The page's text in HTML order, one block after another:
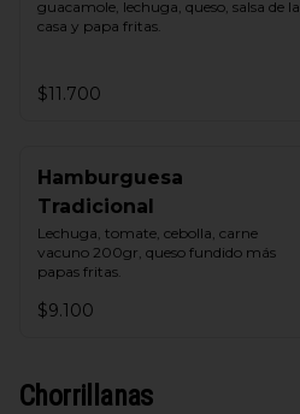
guacamole, lechuga, queso, salsa de la
casa y papa fritas.
$11.700
Hamburguesa
Tradicional
Lechuga, tomate, cebolla, carne
vacuno 200gr, queso fundido más
papas fritas.
$9.100
Chorrillanas